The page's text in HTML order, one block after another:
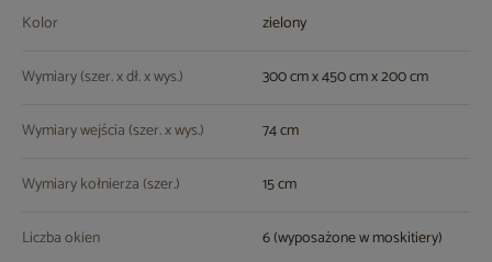
Kolor zielony
Wymiary (szer. x dł. x wys.) 300 cm x 450 cm x 200 cm
Wymiary wejścia (szer. x wys.) 74 cm
Wymiary kołnierza (szer.) 15 cm
Liczba okien 6 (wyposażone w moskitiery)